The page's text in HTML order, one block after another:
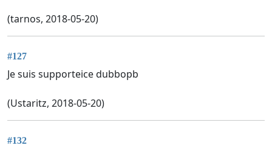
(tarnos, 2018-05-20)
#127
Je suis supporteice dubbopb
(Ustaritz, 2018-05-20)
#132